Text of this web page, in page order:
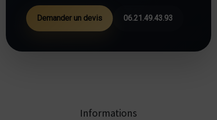
Demander un devis 06.21.49.43.93
Informations